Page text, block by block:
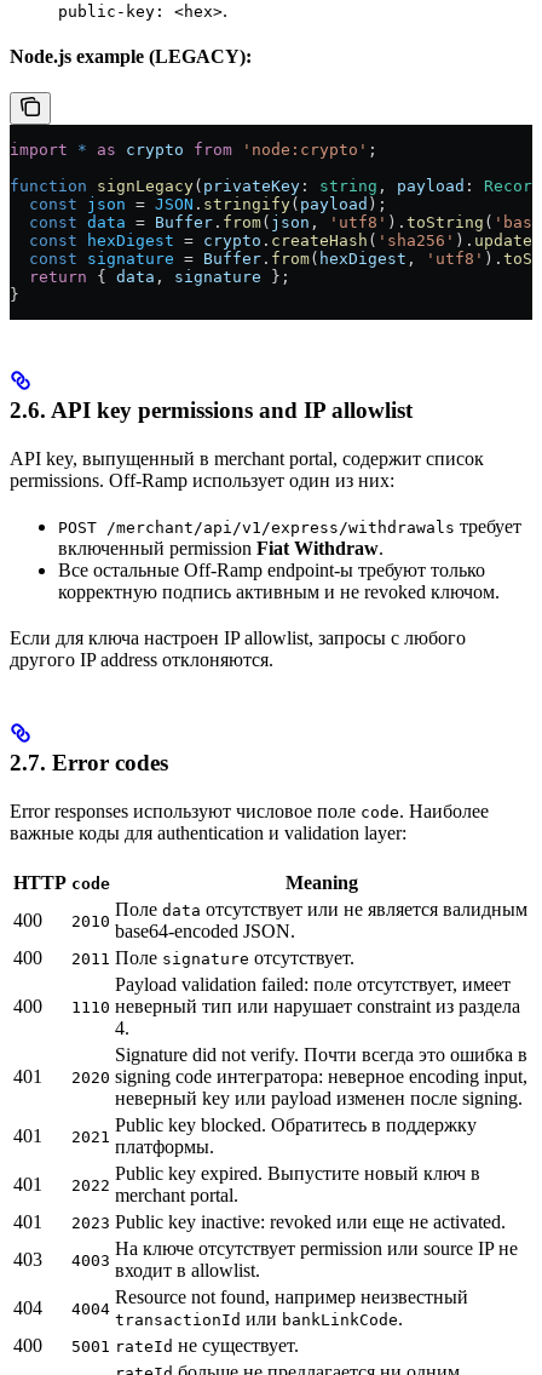
public-key: <hex>.
Node.js example (LEGACY):
import * as crypto from 'node:crypto' ;
function signLegacy( privateKey : string , payload :
Record
  const
json = JSON . stringify( payload );
  const
data = Buffer . from( json , 'utf8' ). toString (
  const
hexDigest = crypto . createHash ( 'sha256' ). update
  const
signature = Buffer . from( hexDigest , 'utf8' ).
  return
{ data , signature };
}
2.6. API key permissions and IP allowlist
API key, выпущенный в merchant portal, содержит список
permissions. Off-Ramp использует один из них:
POST /merchant/api/v1/express/withdrawals требует
включенный permission Fiat Withdraw.
Все остальные Off-Ramp endpoint-ы требуют только
корректную подпись активным и не revoked ключом.
Если для ключа настроен IP allowlist, запросы с любого
другого IP address отклоняются.
2.7. Error codes
Error responses используют числовое поле code. Наиболее
важные коды для authentication и validation layer:
HTTP code
Meaning
400
2010
Поле data отсутствует или не является валидным
base64-encoded JSON.
400
2011 Поле signature отсутствует.
400 1110
Payload validation failed: поле отсутствует, имеет
неверный тип или нарушает constraint из раздела
4.
401 2020
Signature did not verify. Почти всегда это ошибка в
signing code интегратора: неверное encoding input,
неверный key или payload изменен после signing.
401
2021
Public key blocked. Обратитесь в поддержку
платформы.
401
2022
Public key expired. Выпустите новый ключ в
merchant portal.
401
2023 Public key inactive: revoked или еще не activated.
403
4003
На ключе отсутствует permission или source IP не
входит в allowlist.
404
4004
Resource not found, например неизвестный
transactionId или bankLinkCode.
400
5001 rateId не существует.